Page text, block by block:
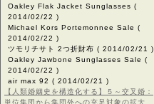
Oakley Flak Jacket Sunglasses (
2014/02/22 )
Michael Kors Portemonnee Sale (
2014/02/22 )
ツモリチサト 2つ折財布 ( 2014/02/21 )
Oakley Jawbone Sunglasses Sale (
2014/02/22 )
air max 92 ( 2014/02/21 )
【人類婚姻史を構造化する】５～交叉婚：
単位集団から集団外への充足対象の拡大